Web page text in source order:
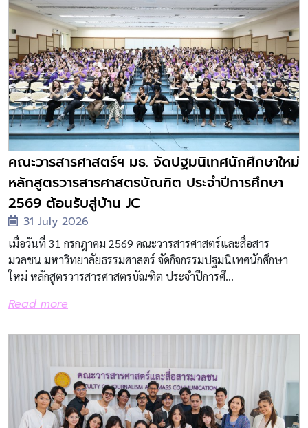
คณะวารสารศาสตร์ฯ มธ. จัดปฐมนิเทศนักศึกษาใหม่
หลักสูตรวารสารศาสตรบัณฑิต ประจำปีการศึกษา
2569 ต้อนรับสู่บ้าน JC
31 July 2026
เมื่อวันที่ 31 กรกฎาคม 2569 คณะวารสารศาสตร์และสื่อสาร
มวลชน มหาวิทยาลัยธรรมศาสตร์ จัดกิจกรรมปฐมนิเทศนักศึกษา
ใหม่ หลักสูตรวารสารศาสตรบัณฑิต ประจำปีการศึ...
Read more